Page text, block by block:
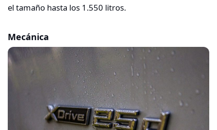
el tamaño hasta los 1.550 litros.
Mecánica